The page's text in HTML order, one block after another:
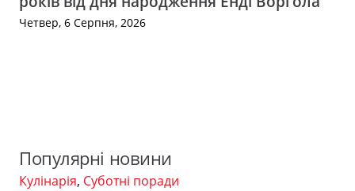
Четвер, 6 Серпня, 2026
Популярні новини
Кулінарія, Суботні поради